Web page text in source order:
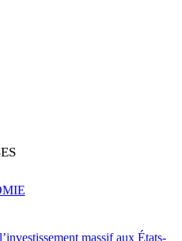
massif aux États-